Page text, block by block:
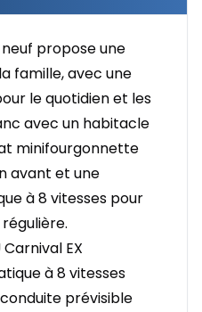
neuf propose une
famille, avec une
le quotidien et les
avec un habitacle
minifourgonnette
avant et une
à 8 vitesses pour
Carnival EX
à 8 vitesses
prévisible